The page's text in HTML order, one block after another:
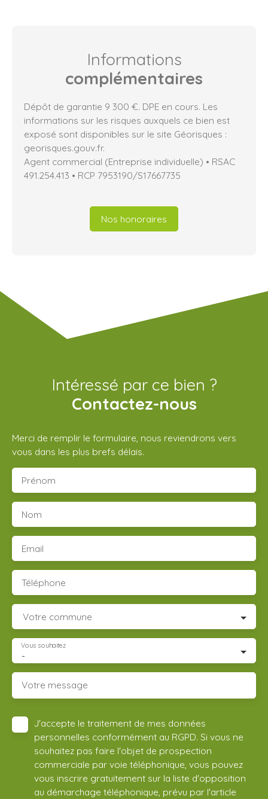
Informations
complémentaires
Dépôt de garantie 9 300 €. DPE en cours. Les
informations sur les risques auxquels ce bien est
exposé sont disponibles sur le site Géorisques :
georisques.gouv.fr.
Agent commercial (Entreprise individuelle) • RSAC
491.254.413 • RCP 7953190/S17667735
Nos honoraires
Intéressé par ce bien ?
Contactez-nous
Merci de remplir le formulaire, nous reviendrons vers
vous dans les plus brefs délais.
Prénom
Nom
Email
Téléphone
Votre commune
-
Vous souhaitez
Votre message
J'accepte le traitement de mes données
personnelles conformément au RGPD. Si vous ne
souhaitez pas faire l'objet de prospection
commerciale par voie téléphonique, vous pouvez
vous inscrire gratuitement sur la liste d'opposition
au démarchage téléphonique, prévu par l'article